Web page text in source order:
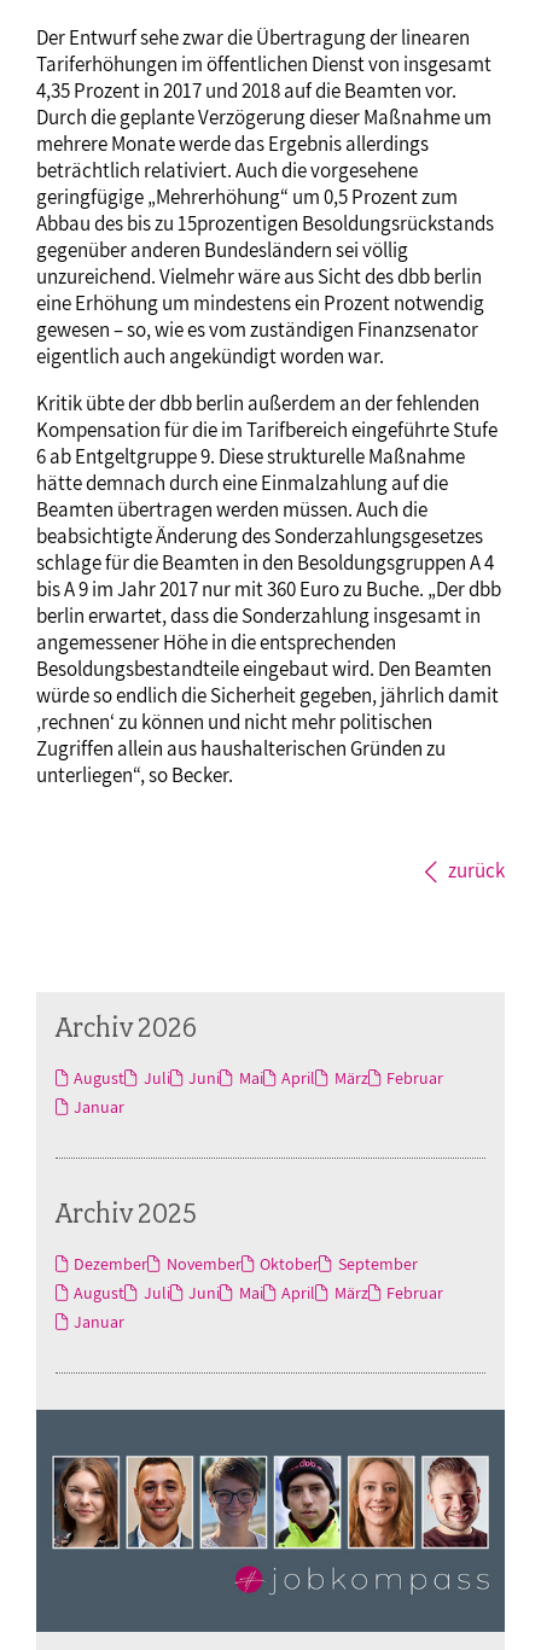
Der Entwurf sehe zwar die Übertragung der linearen
Tariferhöhungen im öffentlichen Dienst von insgesamt
4,35 Prozent in 2017 und 2018 auf die Beamten vor.
Durch die geplante Verzögerung dieser Maßnahme um
mehrere Monate werde das Ergebnis allerdings
beträchtlich relativiert. Auch die vorgesehene
geringfügige „Mehrerhöhung“ um 0,5 Prozent zum
Abbau des bis zu 15­prozentigen Besoldungsrückstands
gegenüber anderen Bundesländern sei völlig
unzureichend. Vielmehr wäre aus Sicht des dbb berlin
eine Erhöhung um mindestens ein Prozent notwendig
gewesen – so, wie es vom zuständigen Finanzsenator
eigentlich auch angekündigt worden war.
Kritik übte der dbb berlin außerdem an der fehlenden
Kompensation für die im Tarifbereich eingeführte Stufe
6 ab Entgeltgruppe 9. Diese strukturelle Maßnahme
hätte demnach durch eine Einmalzahlung auf die
Beamten übertragen werden müssen. Auch die
beabsichtigte Änderung des Sonderzahlungsgesetzes
schlage für die Beamten in den Besoldungsgruppen A 4
bis A 9 im Jahr 2017 nur mit 360 Euro zu Buche. „Der dbb
berlin erwartet, dass die Sonderzahlung insgesamt in
angemessener Höhe in die entsprechenden
Besoldungsbestandteile eingebaut wird. Den Beamten
würde so endlich die Sicherheit gegeben, jährlich damit
‚rechnen‘ zu können und nicht mehr politischen
Zugriffen allein aus haushalterischen Gründen zu
unterliegen“, so Becker.
zurück
Archiv 2026
August Juli Juni Mai April März
Februar
Januar
Archiv 2025
Dezember November Oktober
September
August
Juli Juni Mai April März
Februar
Januar